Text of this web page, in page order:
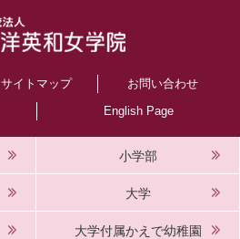
サイトマップ
お問い合わせ
English Page
小学部
大学
大学付属かえで幼稚園